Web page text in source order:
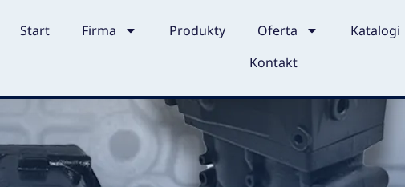
Start Firma Produkty Oferta Katalogi
Kontakt